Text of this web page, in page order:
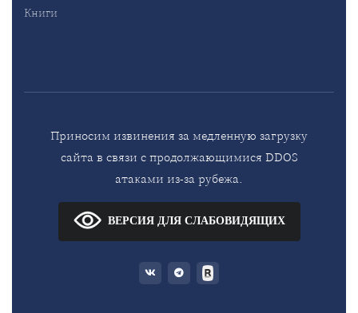
Книги
Приносим извинения за медленную загрузку
сайта в связи с продолжающимися DDOS
атаками из-за рубежа.
ВЕРСИЯ ДЛЯ СЛАБОВИДЯЩИХ